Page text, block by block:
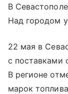
В
Над городом
22 мая в
с поставками
В регионе
марок